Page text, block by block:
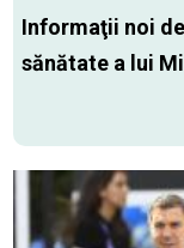
Informaţii noi
sănătate a lui